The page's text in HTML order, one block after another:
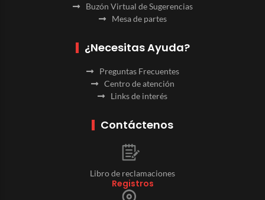
Buzón Virtual de Sugerencias
Mesa de partes
¿Necesitas Ayuda?
Preguntas Frecuentes
Centro de atención
Links de interés
Contáctenos
Libro de reclamaciones
Registros